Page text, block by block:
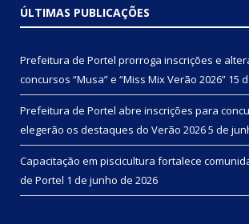
ÚLTIMAS PUBLICAÇÕES
Prefeitura de Portel prorroga inscrições e
concursos “Musa” e “Miss Mix Verão 2026” 15
Prefeitura de Portel abre inscrições para
elegerão os destaques do Verão 20265 de
Capacitação em piscicultura fortalece
de Portel 1 de junho de 2026